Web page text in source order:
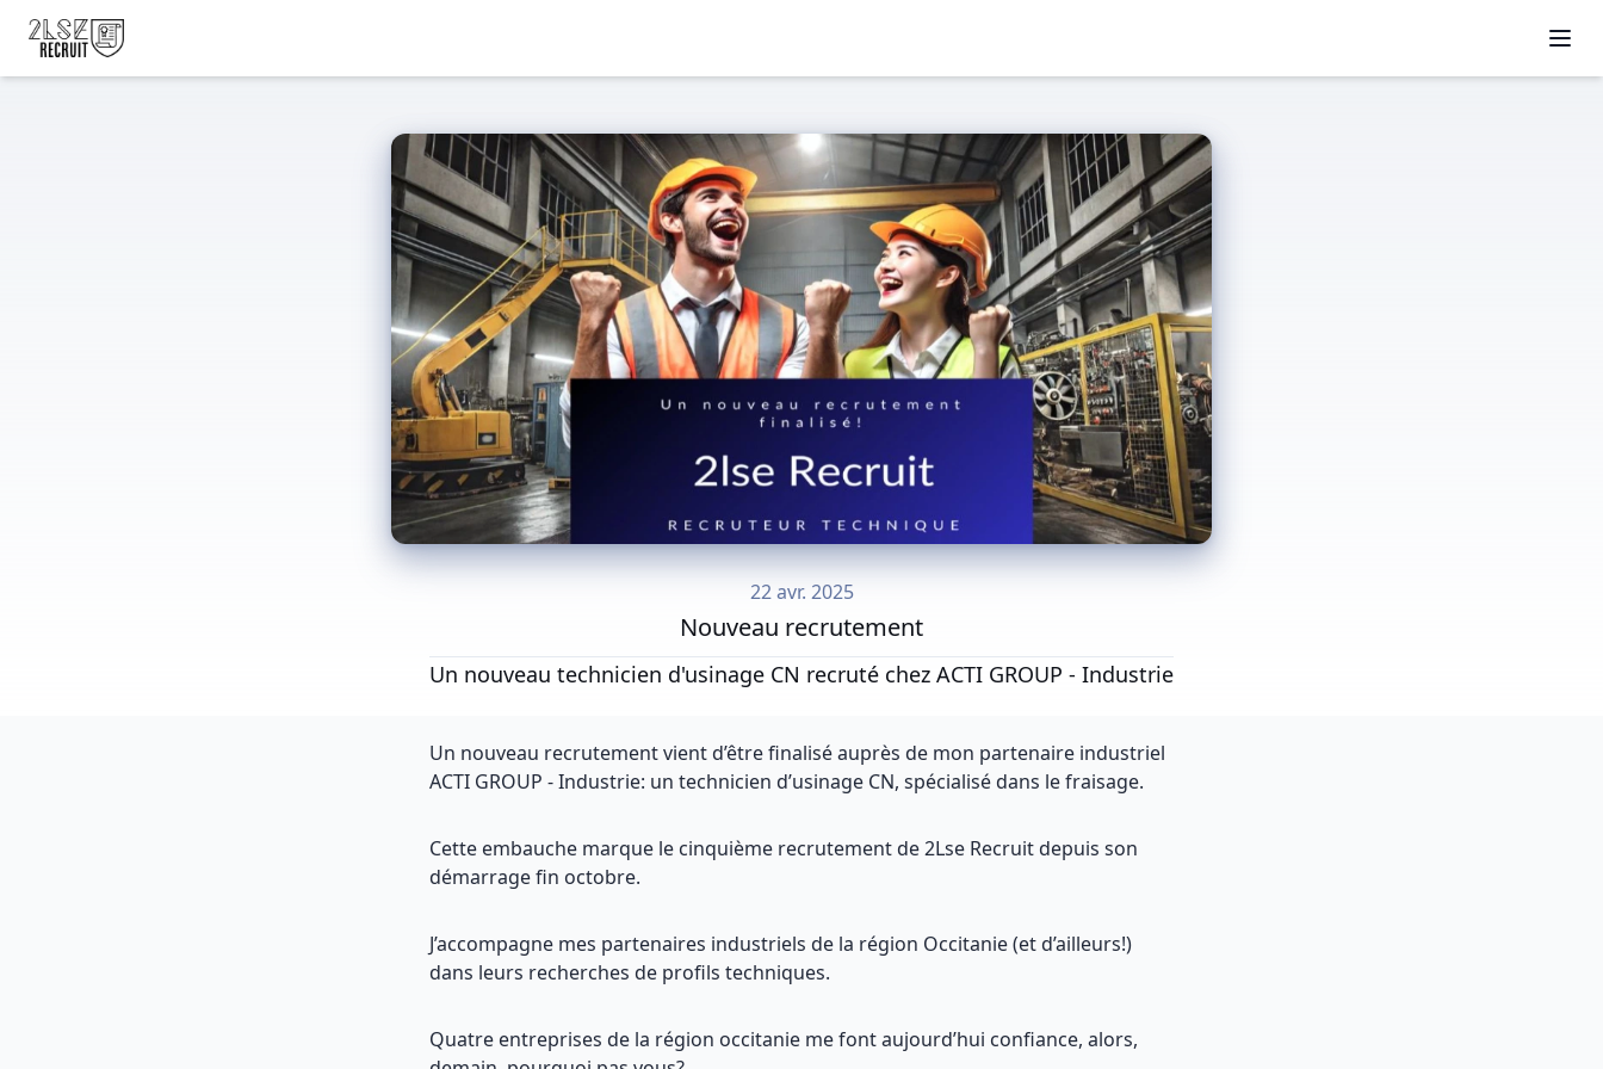
22 avr. 2025
Nouveau recrutement
Un nouveau technicien d'usinage CN recruté chez ACTI GROUP - Industrie
Un nouveau recrutement vient d’être finalisé auprès de mon partenaire industriel
ACTI GROUP - Industrie: un technicien d’usinage CN, spécialisé dans le fraisage.
Cette embauche marque le cinquième recrutement de 2Lse Recruit depuis son
démarrage fin octobre.
J’accompagne mes partenaires industriels de la région Occitanie (et d’ailleurs!)
dans leurs recherches de profils techniques.
Quatre entreprises de la région occitanie me font aujourd’hui confiance, alors,